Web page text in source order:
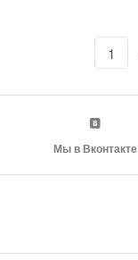
1
Мы в Вконтакте